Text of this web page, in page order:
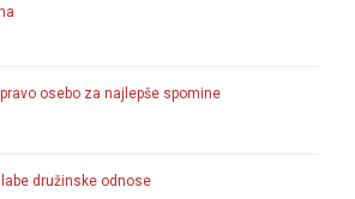
osebo za najlepše spomine
družinske odnose